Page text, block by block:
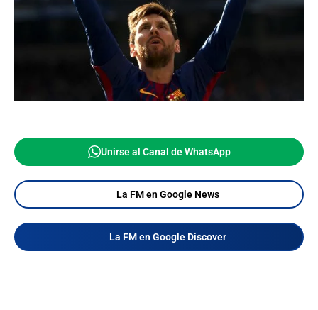
Unirse al Canal de WhatsApp
La FM en Google News
La FM en Google Discover